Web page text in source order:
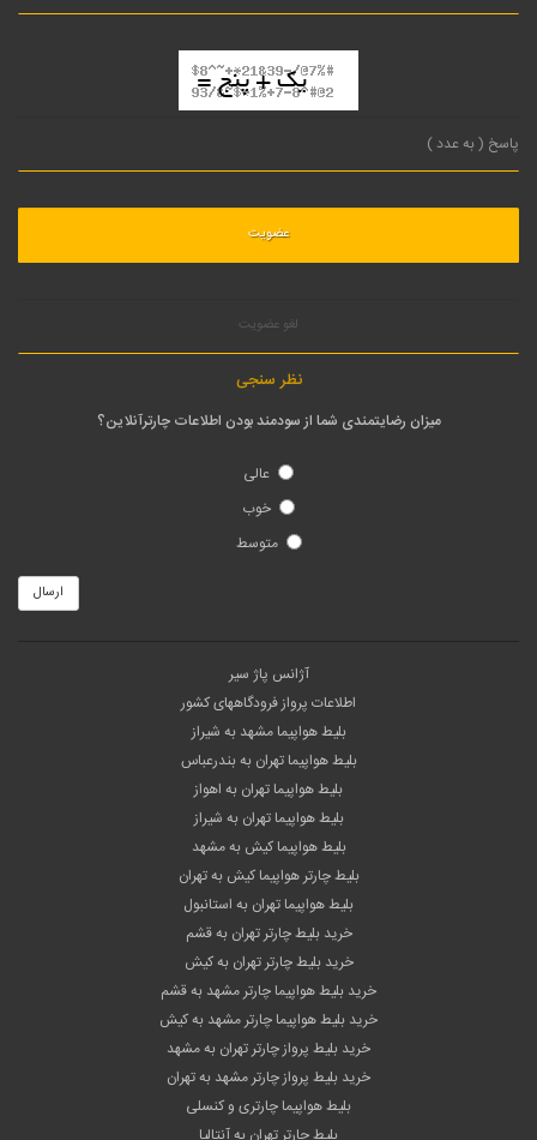
لغو عضویت
نظر سنجی
میزان رضایتمندی شما از سودمند بودن اطلاعات چارترآنلاین؟
عالی
خوب
متوسط
ارسال
آژانس پاژ سیر
اطلاعات پرواز فرودگاههای کشور
بلیط هواپیما مشهد به شیراز
بلیط هواپیما تهران به بندرعباس
بلیط هواپیما تهران به اهواز
بلیط هواپیما تهران به شیراز
بلیط هواپیما کیش به مشهد
بلیط چارتر هواپیما کیش به تهران
بلیط هواپیما تهران به استانبول
خرید بلیط چارتر تهران به قشم
خرید بلیط چارتر تهران به کیش
خرید بلیط هواپیما چارتر مشهد به قشم
خرید بلیط هواپیما چارتر مشهد به کیش
خرید بلیط پرواز چارتر تهران به مشهد
خرید بلیط پرواز چارتر مشهد به تهران
بلیط هواپیما چارتری و کنسلی